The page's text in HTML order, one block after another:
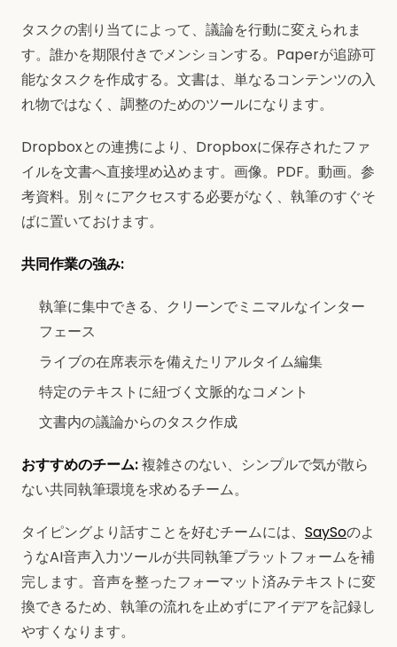
タスクの割り当てによって、議論を行動に変えられま
す。誰かを期限付きでメンションする。Paperが追跡可
能なタスクを作成する。文書は、単なるコンテンツの入
れ物ではなく、調整のためのツールになります。
Dropboxとの連携により、Dropboxに保存されたファ
イルを文書へ直接埋め込めます。画像。PDF。動画。参
考資料。別々にアクセスする必要がなく、執筆のすぐそ
ばに置いておけます。
共同作業の強み:
執筆に集中できる、クリーンでミニマルなインター
フェース
ライブの在席表示を備えたリアルタイム編集
特定のテキストに紐づく文脈的なコメント
文書内の議論からのタスク作成
おすすめのチーム:複雑さのない、シンプルで気が散ら
ない共同執筆環境を求めるチーム。
タイピングより話すことを好むチームには、 SaySoのよ
うなAI音声入力ツールが共同執筆プラットフォームを補
完します。音声を整ったフォーマット済みテキストに変
換できるため、執筆の流れを止めずにアイデアを記録し
やすくなります。